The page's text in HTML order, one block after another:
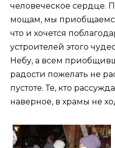
человеческое сердце.
мощам, мы
что и хочется
устроителей этого
Небу, а всем
радости пожелать не
пустоте. Те, кто
наверное, в храмы не